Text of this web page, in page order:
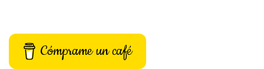
Cómprame un café